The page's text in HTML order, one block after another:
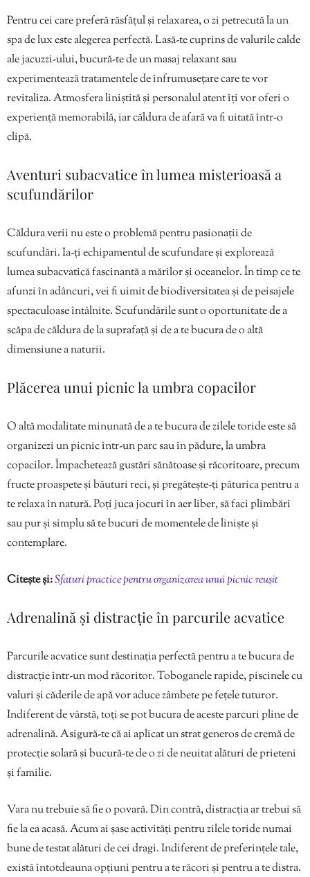
Pentru cei care preferă răsfățul și relaxarea, o zi petrecută la un
spa de lux este alegerea perfectă. Lasă-te cuprins de valurile calde
ale jacuzzi-ului, bucură-te de un masaj relaxant sau
experimentează tratamentele de înfrumusețare care te vor
revitaliza. Atmosfera liniștită și personalul atent îți vor oferi o
experiență memorabilă, iar căldura de afară va fi uitată într-o
clipă.
Aventuri subacvatice în lumea misterioasă a
scufundărilor
Căldura verii nu este o problemă pentru pasionații de
scufundări. Ia-ți echipamentul de scufundare și explorează
lumea subacvatică fascinantă a mărilor și oceanelor. În timp ce te
afunzi în adâncuri, vei fi uimit de biodiversitatea și de peisajele
spectaculoase întâlnite. Scufundările sunt o oportunitate de a
scăpa de căldura de la suprafață și de a te bucura de o altă
dimensiune a naturii.
Plăcerea unui picnic la umbra copacilor
O altă modalitate minunată de a te bucura de zilele toride este să
organizezi un picnic într-un parc sau în pădure, la umbra
copacilor. Împachetează gustări sănătoase și răcoritoare, precum
fructe proaspete și băuturi reci, și pregătește-ți păturica pentru a
te relaxa în natură. Poți juca jocuri în aer liber, să faci plimbări
sau pur și simplu să te bucuri de momentele de liniște și
contemplare.
Citește și:Sfaturi practice pentru organizarea unui picnic reușit
Adrenalină și distracție în parcurile acvatice
Parcurile acvatice sunt destinația perfectă pentru a te bucura de
distracție într-un mod răcoritor. Toboganele rapide, piscinele cu
valuri și căderile de apă vor aduce zâmbete pe fețele tuturor.
Indiferent de vârstă, toți se pot bucura de aceste parcuri pline de
adrenalină. Asigură-te că ai aplicat un strat generos de cremă de
protecție solară și bucură-te de o zi de neuitat alături de prieteni
și familie.
Vara nu trebuie să fie o povară. Din contră, distracția ar trebui să
fie la ea acasă. Acum ai șase activități pentru zilele toride numai
bune de testat alături de cei dragi. Indiferent de preferințele tale,
există întotdeauna opțiuni pentru a te răcori și pentru a te distra.